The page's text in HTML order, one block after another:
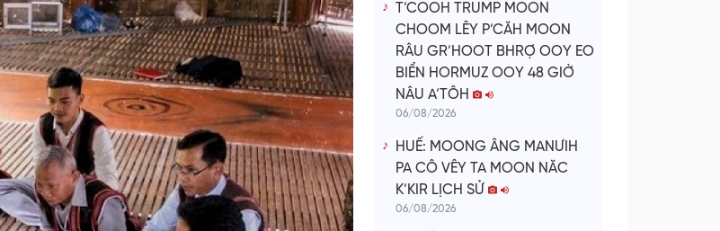
T’COOH TRUMP MOON
CHOOM LÊY P’CĂH MOON
RÂU GR’HOOT BHRỢ OOY EO
BIỂN HORMUZ OOY 48 GIỜ
NÂU A’TÔH
06/08/2026
HUẾ: MOONG ÂNG MANƯIH
PA CÔ VÊY TA MOON NĂC
K’KIR LỊCH SỬ
06/08/2026